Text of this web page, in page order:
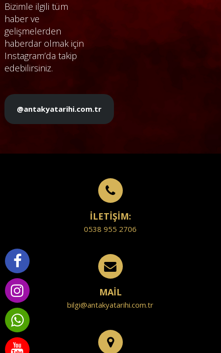
Bizimle ilgili tüm
haber ve
gelişmelerden
haberdar olmak için
Instagram’da takip
edebilirsiniz.
@antakyatarihi.com.tr
İLETİŞİM:
0538 955 2706
MAİL
bilgi@antakyatarihi.com.tr